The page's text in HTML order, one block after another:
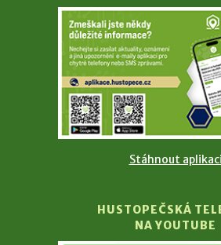
Stáhnout aplikaci
HUSTOPEČSKÁ
NA YOUTUBE